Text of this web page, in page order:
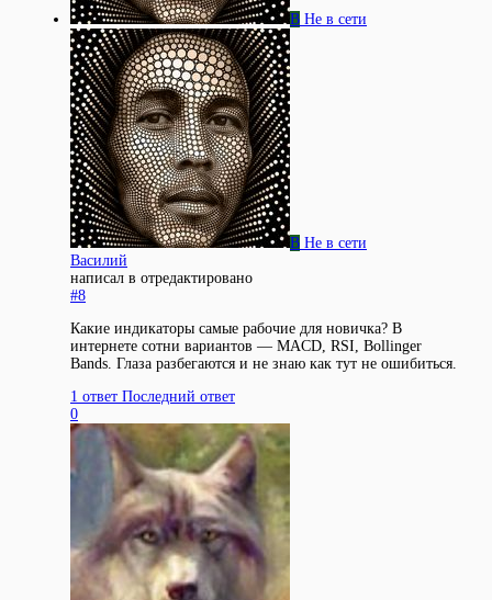
В Не в сети
В Не в сети
Василий
написал в отредактировано
#8
Какие индикаторы самые рабочие для новичка? В
интернете сотни вариантов — MACD, RSI, Bollinger
Bands. Глаза разбегаются и не знаю как тут не ошибиться.
1 ответ Последний ответ
0